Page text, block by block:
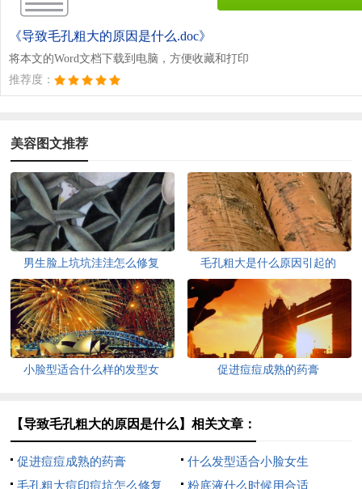
《导致毛孔粗大的原因是什么.doc》
将本文的Word文档下载到电脑，方便收藏和打印
推荐度：
美容图文推荐
男生脸上坑坑洼洼怎么修复 毛孔粗大是什么原因引起的
小脸型适合什么样的发型女 促进痘痘成熟的药膏
【导致毛孔粗大的原因是什么】相关文章：
促进痘痘成熟的药膏
什么发型适合小脸女生
毛孔粗大痘印痘坑怎么修复
粉底液什么时候用合适